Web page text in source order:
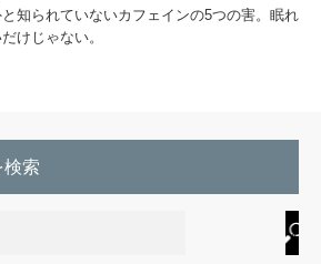
知られていないカフェインの5つの害。眠れ
けじゃない。
検索